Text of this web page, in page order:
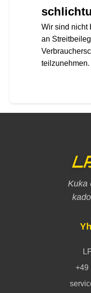
Wir sind nicht
an
teilzunehmen.
Kuka
+49